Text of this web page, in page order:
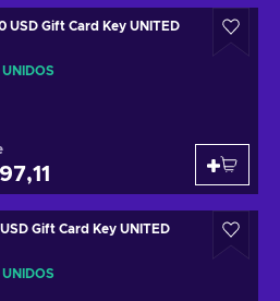
USD Gift Card Key UNITED
Gift Card Key UNITED